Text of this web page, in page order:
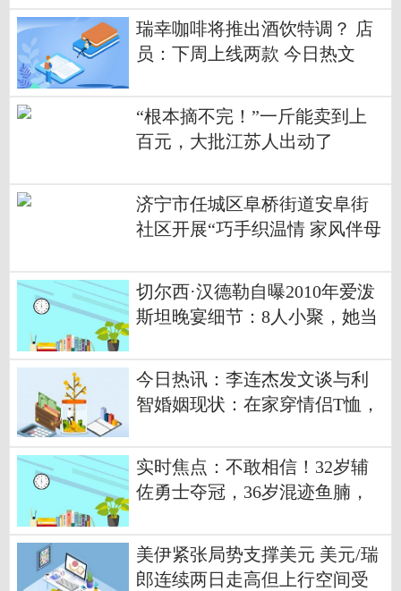
瑞幸咖啡将推出酒饮特调？ 店
员：下周上线两款 今日热文
“根本摘不完！”一斤能卖到上
百元，大批江苏人出动了
济宁市任城区阜桥街道安阜街
社区开展“巧手织温情 家风伴母
切尔西·汉德勒自曝2010年爱泼
斯坦晚宴细节：8人小聚，她当
今日热讯：李连杰发文谈与利
智婚姻现状：在家穿情侣T恤，
实时焦点：不敢相信！32岁辅
佐勇士夺冠，36岁混迹鱼腩，
美伊紧张局势支撑美元 美元/瑞
郎连续两日走高但上行空间受